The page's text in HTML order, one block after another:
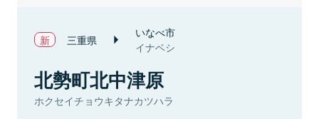
三重県 いなべ市
イナベシ
北勢町北中津原
ホクセイチョウキタナカツハラ